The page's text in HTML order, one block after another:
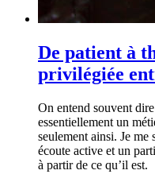
De patient à
privilégiée
On entend souvent
essentiellement un
seulement ainsi. Je me
écoute active et un
à partir de ce qu’il est.